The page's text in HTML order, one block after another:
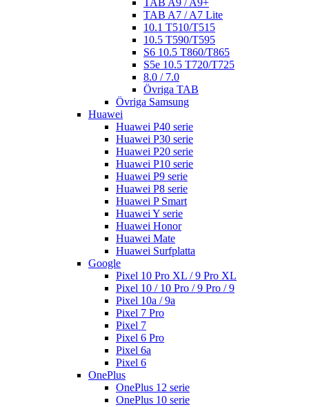
TAB A9 / A9+
TAB A7 / A7 Lite
10.1 T510/T515
10.5 T590/T595
S6 10.5 T860/T865
S5e 10.5 T720/T725
8.0 / 7.0
Övriga TAB
Övriga Samsung
Huawei
Huawei P40 serie
Huawei P30 serie
Huawei P20 serie
Huawei P10 serie
Huawei P9 serie
Huawei P8 serie
Huawei P Smart
Huawei Y serie
Huawei Honor
Huawei Mate
Huawei Surfplatta
Google
Pixel 10 Pro XL / 9 Pro XL
Pixel 10 / 10 Pro / 9 Pro / 9
Pixel 10a / 9a
Pixel 7 Pro
Pixel 7
Pixel 6 Pro
Pixel 6a
Pixel 6
OnePlus
OnePlus 12 serie
OnePlus 10 serie